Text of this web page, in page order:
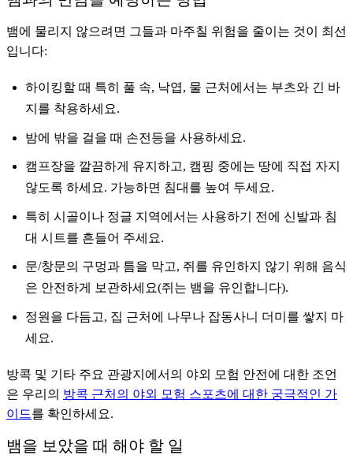
뱀에 물리지 않으려면 그들과 마주칠 위험을 줄이는 것이 최선
입니다:
하이킹할 때 특히 풀 속, 낙엽, 물 근처에서는 부츠와 긴 바
지를 착용하세요.
밤에 밖을 걸을 때 손전등을 사용하세요.
캠프장을 깔끔하게 유지하고, 캠핑 중에는 땅에 직접 자지
않도록 하세요. 가능하면 침대를 높여 두세요.
특히 시골이나 정글 지역에서는 사용하기 전에 신발과 침
대 시트를 흔들어 주세요.
문/창문의 구멍과 틈을 막고, 쥐를 유인하지 않기 위해 음식
은 안전하게 보관하세요(쥐는 뱀을 유인합니다).
정원을 다듬고, 집 근처에 나무나 잡동사니 더미를 쌓지 마
세요.
방콕 및 기타 주요 관광지에서의 야외 모험 안전에 대한 조언
은 우리의 방콕 근처의 야외 모험 스포츠에 대한 궁극적인 가
이드를 확인하세요.
뱀을 보았을 때 해야 할 일